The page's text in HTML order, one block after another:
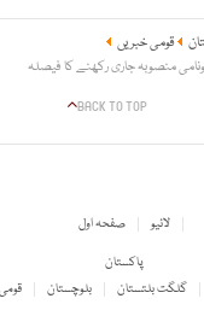
قومی خبریں
منصوبہ جاری رکھنے کا فیصلہ
BACK TO TOP
صفحہ اول
لائیو
پاکستان
بلوچستان گلگت بلتستان